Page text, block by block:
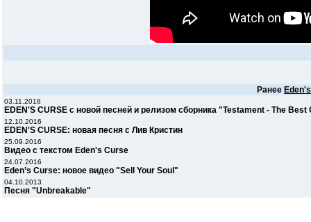
Ранее
03.11.2018
EDEN'S CURSE с новой песней и релизом сборника "Testament - The
12.10.2016
EDEN'S CURSE: новая песня с Лив Кристин
25.09.2016
Видео с текстом Eden's Curse
24.07.2016
Eden’s Curse: новое видео "Sell Your Soul"
04.10.2013
Песня "Unbreakable"